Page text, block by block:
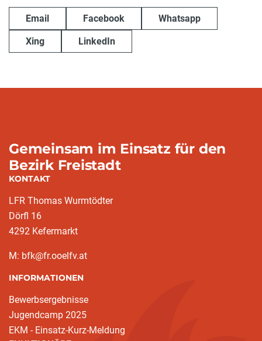
Email Facebook Whatsapp
Xing LinkedIn
Gemeinsam im Einsatz für den
Bezirk Freistadt
KONTAKT
LFR Thomas Wurmtödter
Dörfl 16
4292 Kefermarkt
M: bfk@fr.ooelfv.at
INFORMATIONEN
Bewerbsergebnisse
Jugendcamp 2025
EKM - Einsatz-Kurz-Meldung